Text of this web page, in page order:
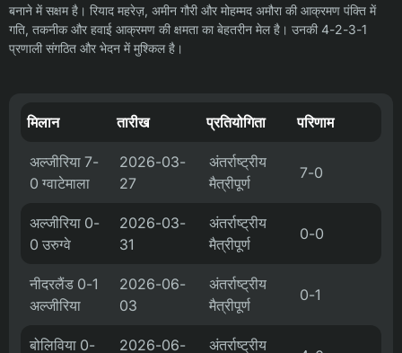
बनाने में सक्षम है। रियाद महरेज़, अमीन गौरी और मोहम्मद अमौरा की आक्रमण पंक्ति में
गति, तकनीक और हवाई आक्रमण की क्षमता का बेहतरीन मेल है। उनकी 4-2-3-1
प्रणाली संगठित और भेदन में मुश्किल है।
मिलान तारीख प्रतियोगिता परिणाम
अल्जीरिया 7-
0 ग्वाटेमाला
2026-03-
27
अंतर्राष्ट्रीय
मैत्रीपूर्ण
7-0
अल्जीरिया 0-
0 उरुग्वे
2026-03-
31
अंतर्राष्ट्रीय
मैत्रीपूर्ण
0-0
नीदरलैंड 0-1
अल्जीरिया
2026-06-
03
अंतर्राष्ट्रीय
मैत्रीपूर्ण
0-1
बोलिविया 0- 2026-06- अंतर्राष्ट्रीय